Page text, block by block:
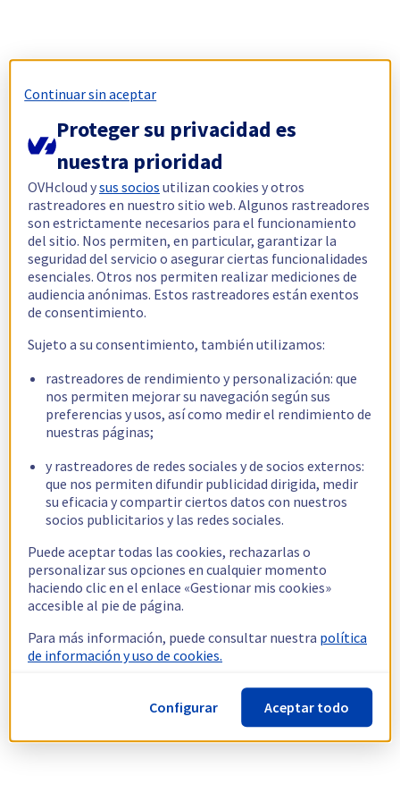
Continuar sin aceptar
Proteger su privacidad es
nuestra prioridad
OVHcloud ysus socios utilizan cookies y otros
rastreadores en nuestro sitio web. Algunos rastreadores
son estrictamente necesarios para el funcionamiento
del sitio. Nos permiten, en particular, garantizar la
seguridad del servicio o asegurar ciertas funcionalidades
esenciales. Otros nos permiten realizar mediciones de
audiencia anónimas. Estos rastreadores están exentos
de consentimiento.
Sujeto a su consentimiento, también utilizamos:
rastreadores de rendimiento y personalización: que
nos permiten mejorar su navegación según sus
preferencias y usos, así como medir el rendimiento de
nuestras páginas;
y rastreadores de redes sociales y de socios externos:
que nos permiten difundir publicidad dirigida, medir
su eficacia y compartir ciertos datos con nuestros
socios publicitarios y las redes sociales.
Puede aceptar todas las cookies, rechazarlas o
personalizar sus opciones en cualquier momento
haciendo clic en el enlace «Gestionar mis cookies»
accesible al pie de página.
Para más información, puede consultar nuestra política
de información y uso de cookies.
Configurar Aceptar todo